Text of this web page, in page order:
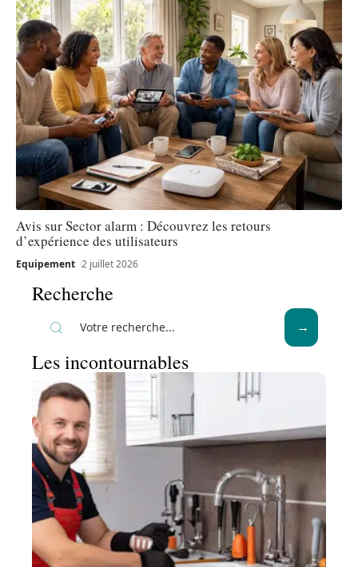
Avis sur Sector alarm : Découvrez les retours
d’expérience des utilisateurs
Equipement 2 juillet 2026
Recherche
Les incontournables